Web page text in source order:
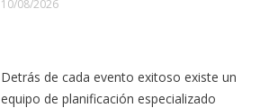
10/08/2026
Detrás de cada evento exitoso existe un
equipo de planificación especializado